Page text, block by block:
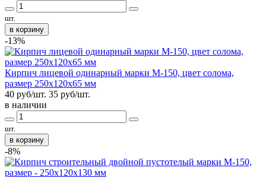
шт.
в корзину
-13%
Кирпич лицевой одинарный марки М-150, цвет солома,
размер 250х120х65 мм
40 руб/шт. 35 руб/шт.
в наличии
шт.
в корзину
-8%